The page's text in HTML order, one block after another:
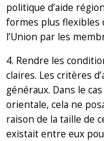
politique d’aide
formes plus flexibles
l’Union par les
4. Rendre les
claires. Les critères
généraux. Dans le
orientale, cela ne
raison de la taille de
existait entre eux